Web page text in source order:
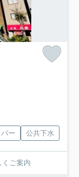
ー 公共下水
くご案内